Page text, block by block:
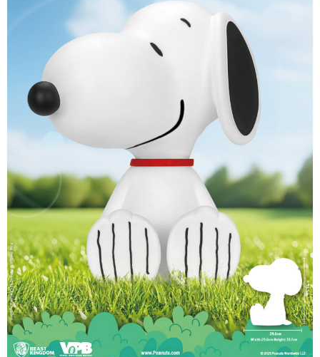
１．透過由恩沛科技股份有限公司提供之「AFTEE先享後付」服務完成之交
易，需依本服務之必要範圍內提供個人資料，並將交易相關給付款項請求債
權轉讓予恩沛科技股份有限公司。
２．關於個人資料處理事宜，請瀏覽以下網址：
https://aftee.tw/terms/#terms3
３．未成年的使用者請事先徵得法定代理人或監護人之同意方可使用
「AFTEE先享後付」，若未經同意申辦者引起之損失，本公司不負相關責
任。
４．使用「AFTEE先享後付」時，將依據個別帳號之用戶狀況，依本公司即
時審查核予不同之上限額度；若仍有額度不足之情形，本公司將視審查結果
請求用戶進行身份認證。
５．嚴禁一人註冊多個帳號或使用他人資訊註冊。若發現惡意使用之情形，
恩沛科技股份有限公司將有權停止該用戶之使用額度並採取法律行動。